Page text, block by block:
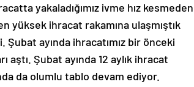
yakaladığımız ivme hız kesmeden
yüksek ihracat rakamına ulaşmıştık
ayında ihracatımız bir önceki
aştı. Şubat ayında 12 aylık ihracat
da olumlu tablo devam ediyor.